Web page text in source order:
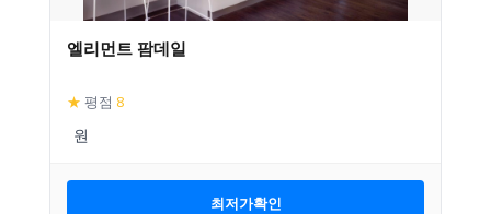
엘리먼트 팜데일
★ 평점 8
최저가확인